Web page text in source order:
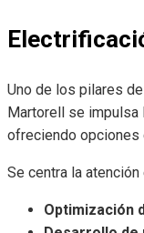
Uno de los pilares
Martorell se
ofreciendo opciones
Se centra la atención
Optimización